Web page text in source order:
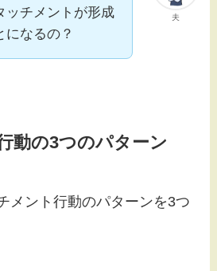
夫
ッチメントが形成
になるの？
動の3つのパターン
メント行動のパターンを3つ